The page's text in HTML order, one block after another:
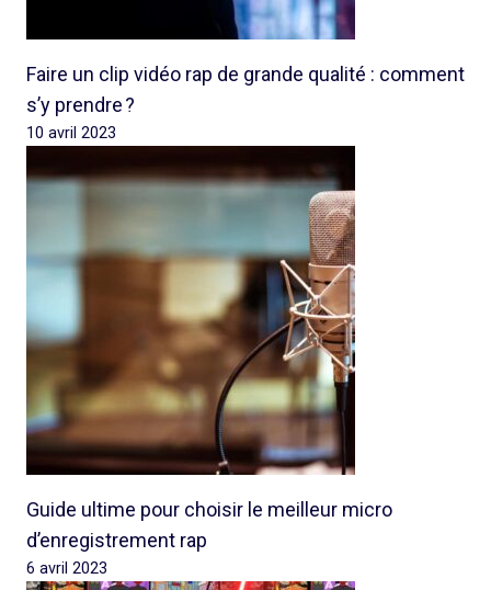
Faire un clip vidéo rap de grande qualité : comment
s’y prendre ?
10 avril 2023
Guide ultime pour choisir le meilleur micro
d’enregistrement rap
6 avril 2023